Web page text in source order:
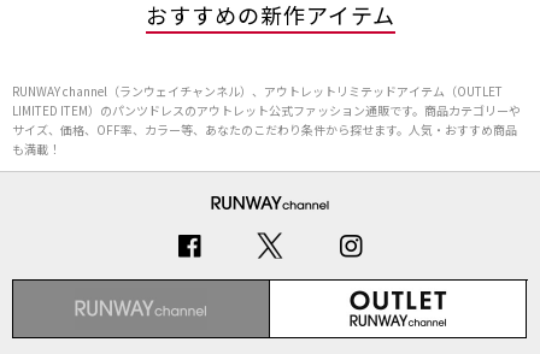
おすすめの新作アイテム
RUNWAY channel（ランウェイチャンネル）、アウトレットリミテッドアイテム（OUTLET
LIMITED ITEM）のパンツドレスのアウトレット公式ファッション通販です。商品カテゴリーや
サイズ、価格、OFF率、カラー等、あなたのこだわり条件から探せます。人気・おすすめ商品
も満載！